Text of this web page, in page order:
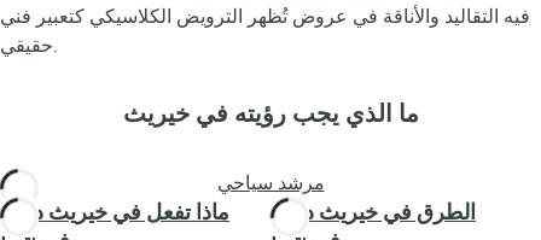
فيه التقاليد والأناقة في عروض تُظهر الترويض الكلاسيكي كتعبير فني
حقيقي.
ما الذي يجب رؤيته في خيريث
مرشد سياحي
ماذا تفعل في خيريث دي لا
الطرق في خيريث دي لا